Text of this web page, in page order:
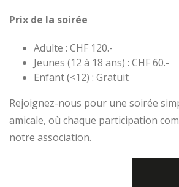
Prix de la soirée
Adulte : CHF 120.-
Jeunes (12 à 18 ans) : CHF 60.-
Enfant(<12) : Gratuit
Rejoignez-nous pour une soirée
amicale, où chaque participation
notre association.